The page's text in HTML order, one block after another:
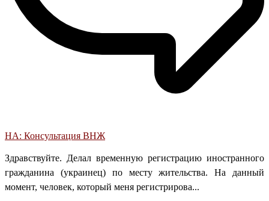
НА: Консультация ВНЖ
Здравствуйте. Делал временную регистрацию иностранного
гражданина (украинец) по месту жительства. На данный
момент, человек, который меня регистрирова...